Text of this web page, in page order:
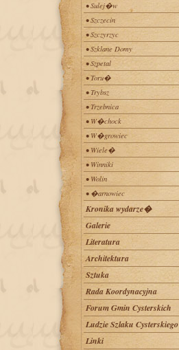
• Sulej�w
• Szczecin
• Szczyrzyc
• Szklane Domy
• Szpetal
• Toru�
• Trybsz
• Trzebnica
• W�chock
• W�growiec
• Wiele�
• Winniki
• Wolin
• �arnowiec
Kronika wydarze�
Galerie
Literatura
Architektura
Sztuka
Rada Koordynacyjna
Forum Gmin Cysterskich
Ludzie Szlaku Cysterskiego
Linki